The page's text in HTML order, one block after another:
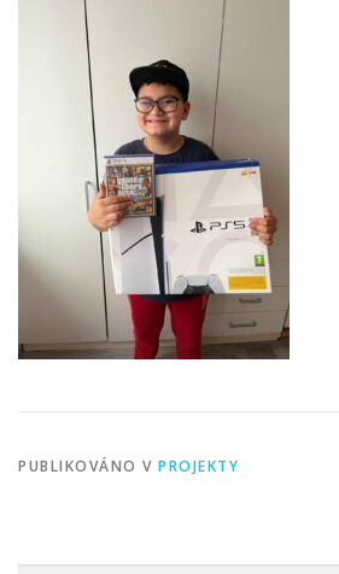
PUBLIKOVÁNO V PROJEKTY